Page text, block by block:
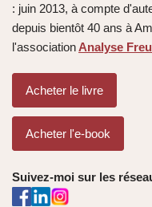
: juin 2013, à compte
depuis bientôt 40 ans à
l'association Analyse
Acheter le livre
Acheter l'e-book
Suivez-moi sur les